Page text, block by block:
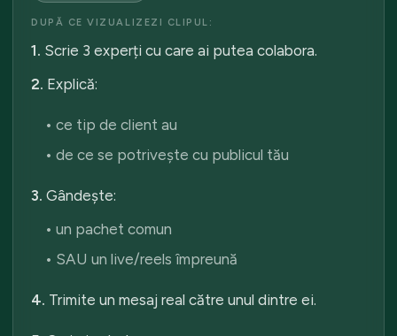
DUPĂ CE VIZUALIZEZI CLIPUL:
1. Scrie 3 experți cu care ai putea colabora.
2. Explică:
• ce tip de client au
• de ce se potrivește cu publicul tău
3. Gândește:
• un pachet comun
• SAU un live/reels împreună
4. Trimite un mesaj real către unul dintre ei.